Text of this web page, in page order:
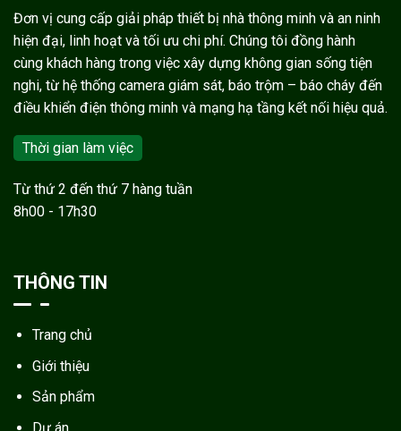
Đơn vị cung cấp giải pháp thiết bị nhà thông minh và an ninh
hiện đại, linh hoạt và tối ưu chi phí. Chúng tôi đồng hành
cùng khách hàng trong việc xây dựng không gian sống tiện
nghi, từ hệ thống camera giám sát, báo trộm – báo cháy đến
điều khiển điện thông minh và mạng hạ tầng kết nối hiệu quả.
Thời gian làm việc
Từ thứ 2 đến thứ 7 hàng tuần
8h00 - 17h30
THÔNG TIN
Trang chủ
Giới thiệu
Sản phẩm
Dự án